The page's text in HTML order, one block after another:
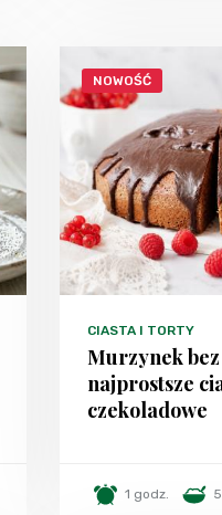
NOWOŚĆ
CIASTA I TORTY
Murzynek
najprostsze
czekoladowe
1 godz.